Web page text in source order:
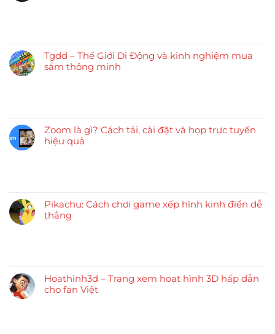
Tgdd – Thế Giới Di Động và kinh nghiệm mua
sắm thông minh
Zoom là gì? Cách tải, cài đặt và họp trực tuyến
hiệu quả
Pikachu: Cách chơi game xếp hình kinh điển dễ
thắng
Hoathinh3d – Trang xem hoạt hình 3D hấp dẫn
cho fan Việt